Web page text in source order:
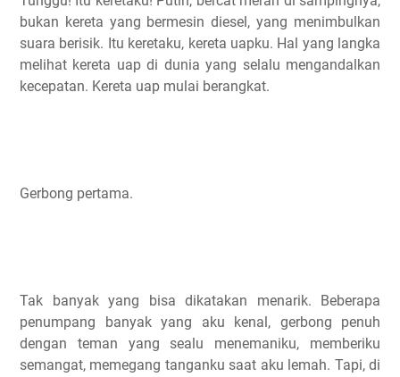
bukan kereta yang bermesin diesel, yang menimbulkan
suara berisik. Itu keretaku, kereta uapku. Hal yang langka
melihat kereta uap di dunia yang selalu mengandalkan
kecepatan. Kereta uap mulai berangkat.
Gerbong pertama.
Tak banyak yang bisa dikatakan menarik. Beberapa
penumpang banyak yang aku kenal, gerbong penuh
dengan teman yang sealu menemaniku, memberiku
semangat, memegang tanganku saat aku lemah. Tapi, di